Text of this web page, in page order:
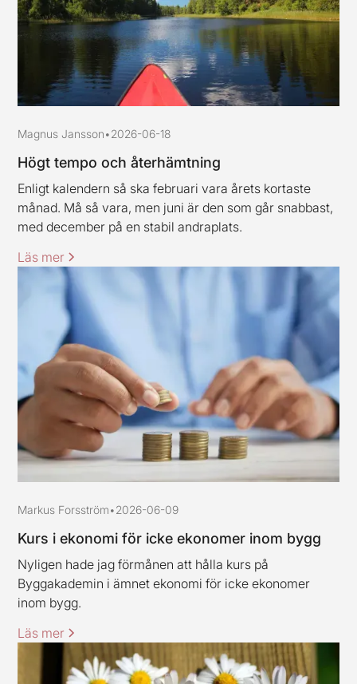
Magnus Jansson•2026-06-18
Högt tempo och återhämtning
Enligt kalendern så ska februari vara årets kortaste
månad. Må så vara, men juni är den som går snabbast,
med december på en stabil andraplats.
Läs mer
Markus Forsström•2026-06-09
Kurs i ekonomi för icke ekonomer inom bygg
Nyligen hade jag förmånen att hålla kurs på
Byggakademin i ämnet ekonomi för icke ekonomer
inom bygg.
Läs mer